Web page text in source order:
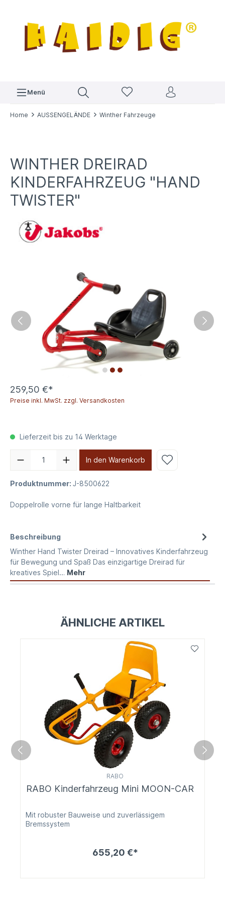
Menü
Home AUSSENGELÄNDE Winther Fahrzeuge
WINTHER DREIRAD
KINDERFAHRZEUG "HAND
TWISTER"
259,50 €*
Preise inkl. MwSt. zzgl. Versandkosten
Lieferzeit bis zu 14 Werktage
In den Warenkorb
Produktnummer: J-8500622
Doppelrolle vorne für lange Haltbarkeit
Beschreibung
Winther Hand Twister Dreirad – Innovatives Kinderfahrzeug
für Bewegung und Spaß Das einzigartige Dreirad für
kreatives Spiel… Mehr
ÄHNLICHE ARTIKEL
RABO
RABO Kinderfahrzeug Mini MOON-CAR
Mit robuster Bauweise und zuverlässigem
Bremssystem
655,20 €*